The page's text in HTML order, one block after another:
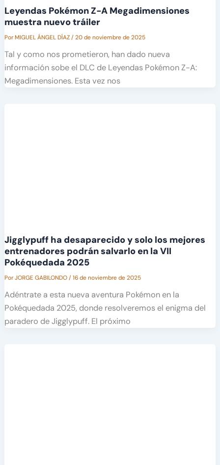
Leyendas Pokémon Z-A Megadimensiones
muestra nuevo tráiler
PorMIGUEL ÁNGEL DÍAZ/20 de noviembre de 2025
Tal y como nos prometieron, han dado nueva
información sobe el DLC de Leyendas Pokémon Z-A:
Megadimensiones. Esta vez nos
Jigglypuff ha desaparecido y solo los mejores
entrenadores podrán salvarlo en la VII
Pokéquedada 2025
PorJORGE GABILONDO/16 de noviembre de 2025
Adéntrate a esta nueva aventura Pokémon en la
Pokéquedada 2025, donde resolveremos el enigma del
paradero de Jigglypuff. El próximo